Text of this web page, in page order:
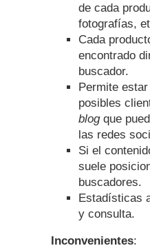
de cada
fotografías,
Cada
encontrado
buscador.
Permite
posibles
blogque
las redes
Si el
suele
buscadores.
Estadísticas
y consulta.
Inconvenientes: